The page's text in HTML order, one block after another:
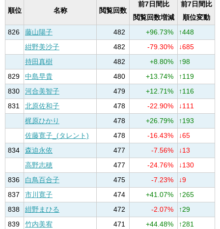
順位 名称 閲覧回数
前7日間比
閲覧回数増減
前7日間比
順位変動
826
藤山陽子 482 +96.73%
↑448
紺野美沙子
482 -79.30%
↓685
持田真樹
482 +8.80%
↑98
829
中島早貴 480 +13.74%
↑119
830
河合美智子 479 +12.71%
↑116
831
北原佐和子 478 -22.90%
↓111
梶原ひかり
478 +26.79%
↑193
佐藤寛子_(タレント)
478 -16.43%
↓65
834
森迫永依 477 -7.56%
↓13
高野志穂
477 -24.76%
↓130
836
白鳥百合子 475 -7.23%
↓9
837
市川寛子 474 +41.07%
↑265
838
紺野まひる 472 -2.07%
↑29
839
竹内美宥 471 +44.48%
↑281